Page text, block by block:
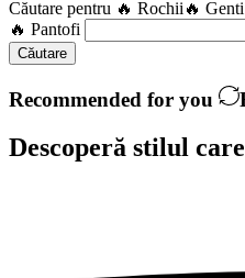
Căutare pentru 🔥 Rochii 🔥 Genti
🔥 Pantofi
Căutare
Recommended for you
Descoperă stilul